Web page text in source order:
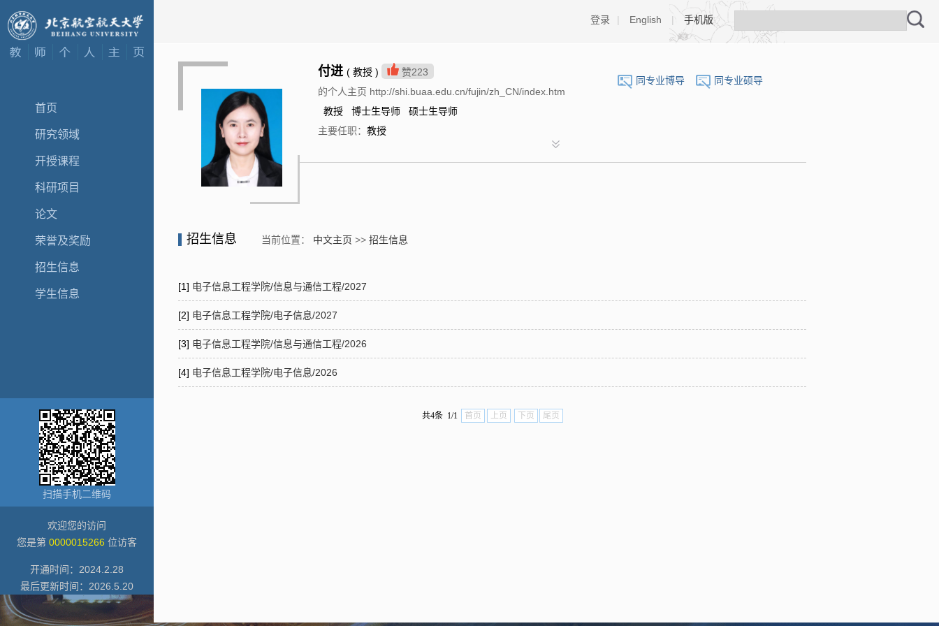
首页
研究领域
开授课程
科研项目
论文
荣誉及奖励
招生信息
学生信息
扫描手机二维码
欢迎您的访问
您是第 0000015266 位访客
开通时间： 2024 2 28
最后更新时间： 2026 5 20
登录 | English | 手机版
同专业博导 同专业硕导
付进 ( 教授 ) 赞223
的个人主页 http://shi.buaa.edu.cn/fujin/zh_CN/index.htm
教授 博士生导师 硕士生导师
主要任职： 教授
招生信息 当前位置： 中文主页 >> 招生信息
[1] 电子信息工程学院/信息与通信工程/2027
[2] 电子信息工程学院/电子信息/2027
[3] 电子信息工程学院/信息与通信工程/2026
[4] 电子信息工程学院/电子信息/2026
共4条 1/1 首页 上页 下页 尾页